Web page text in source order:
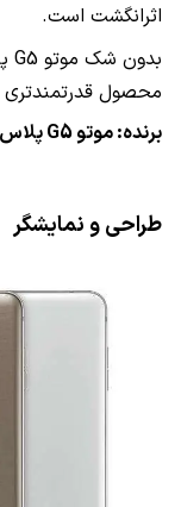
اثرانگشت است.
بدون شک موتو G5
محصول
برنده: موتوG5پلاس
طراحی و نمایشگر